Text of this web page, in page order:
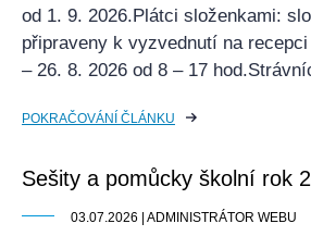
od 1. 9. 2026.Plátci složenkami:
připraveny k vyzvednutí na
– 26. 8. 2026 od 8 – 17
POKRAČOVÁNÍ ČLÁNKU
Sešity a pomůcky školní rok
03.07.2026 | ADMINISTRÁTOR WEBU